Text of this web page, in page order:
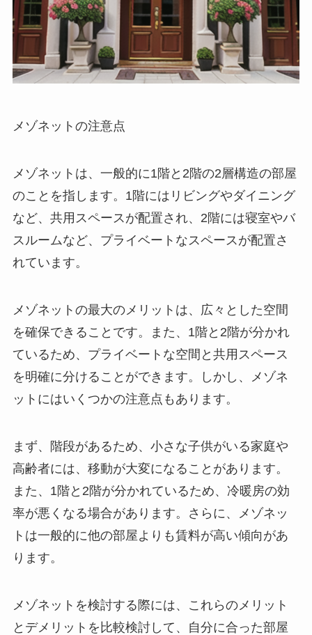
メゾネットの注意点
メゾネットは、一般的に1階と2階の2層構造の部屋
のことを指します。1階にはリビングやダイニング
など、共用スペースが配置され、2階には寝室やバ
スルームなど、プライベートなスペースが配置さ
れています。
メゾネットの最大のメリットは、広々とした空間
を確保できることです。また、1階と2階が分かれ
ているため、プライベートな空間と共用スペース
を明確に分けることができます。しかし、メゾネ
ットにはいくつかの注意点もあります。
まず、階段があるため、小さな子供がいる家庭や
高齢者には、移動が大変になることがあります。
また、1階と2階が分かれているため、冷暖房の効
率が悪くなる場合があります。さらに、メゾネッ
トは一般的に他の部屋よりも賃料が高い傾向があ
ります。
メゾネットを検討する際には、これらのメリット
とデメリットを比較検討して、自分に合った部屋